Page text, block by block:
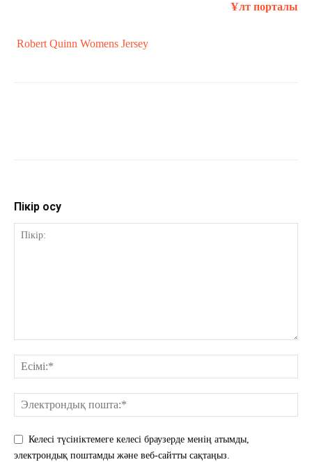
Ұлт порталы
Robert Quinn Womens Jersey
Пікір қосу
Келесі түсініктемеге келесі браузерде менің атымды,
электрондық поштамды және веб-сайтты сақтаңыз.